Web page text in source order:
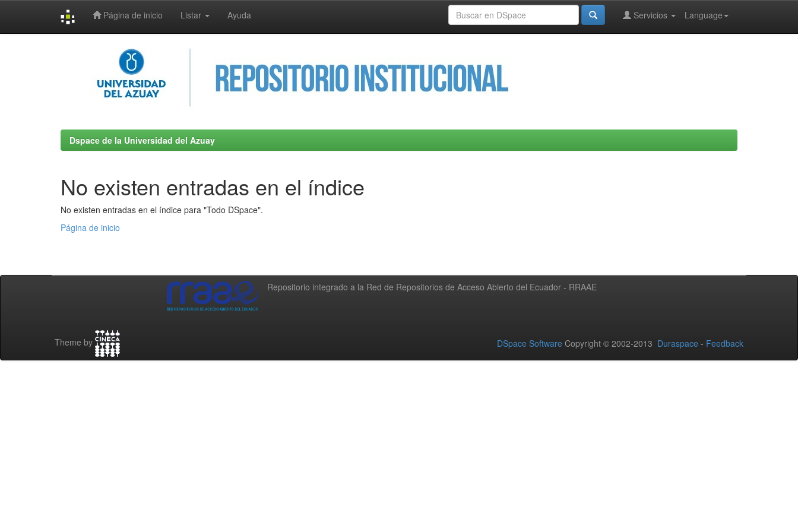
Página de inicio Listar Ayuda Language
Servicios
Dspace de la Universidad del Azuay
No existen entradas en el índice
No existen entradas en el índice para "Todo DSpace".
Página de inicio
Repositorio integrado a la Red de Repositorios de Acceso Abierto del Ecuador - RRAAE
Theme by DSpace Software Copyright © 2002-2013 Duraspace - Feedback